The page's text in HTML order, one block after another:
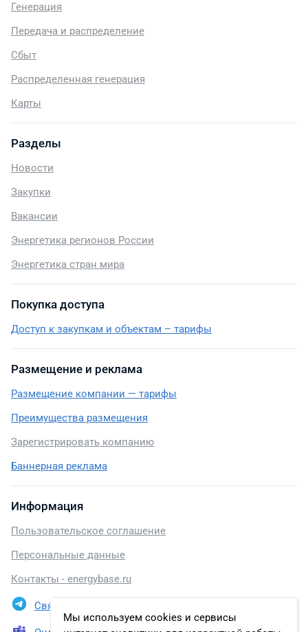
Мы используем cookies и сервисы
Генерация
Передача и распределение
Сбыт
Распределенная генерация
Карты
Разделы
Новости
Закупки
Вакансии
Энергетика регионов России
Энергетика стран мира
Покупка доступа
Доступ к закупкам и объектам – тарифы
Размещение и реклама
Размещение компании — тарифы
Преимущества размещения
Зарегистрировать компанию
Баннерная реклама
Информация
Пользовательское соглашение
Персональные данные
Контакты - energybase.ru
Связаться в Telegram